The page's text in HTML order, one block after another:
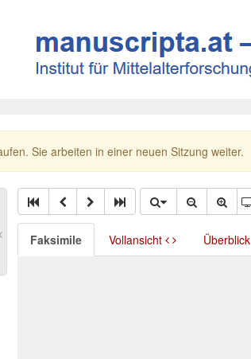
Sie arbeiten in einer neuen Sitzung weiter.
Faksimile Vollansicht Überblick